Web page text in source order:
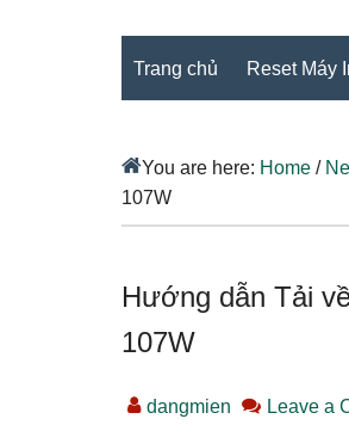
Trang chủ Reset Máy
You are here: Home /
107W
Hướng dẫn Tải
107W
dangmien Leave a